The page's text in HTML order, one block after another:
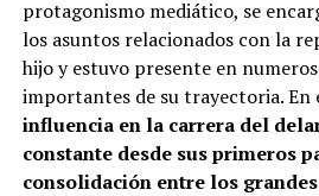
protagonismo mediático, se
los asuntos relacionados con la
hijo y estuvo presente en
importantes de su trayectoria. En
influencia en la carrera del
constante desde sus primeros
consolidación entre los